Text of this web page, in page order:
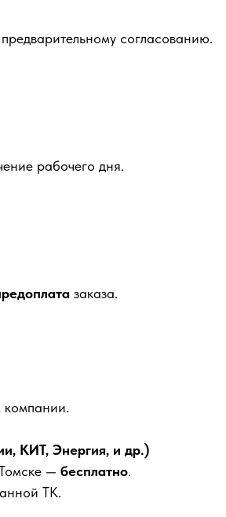
согласованию.
рабочего дня.
заказа.
компании.
КИТ, Энергия, и др.)
— бесплатно.
ТК.